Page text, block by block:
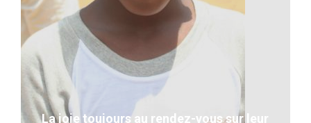
Des visages heureux
La joie toujours au rendez-vous sur leur